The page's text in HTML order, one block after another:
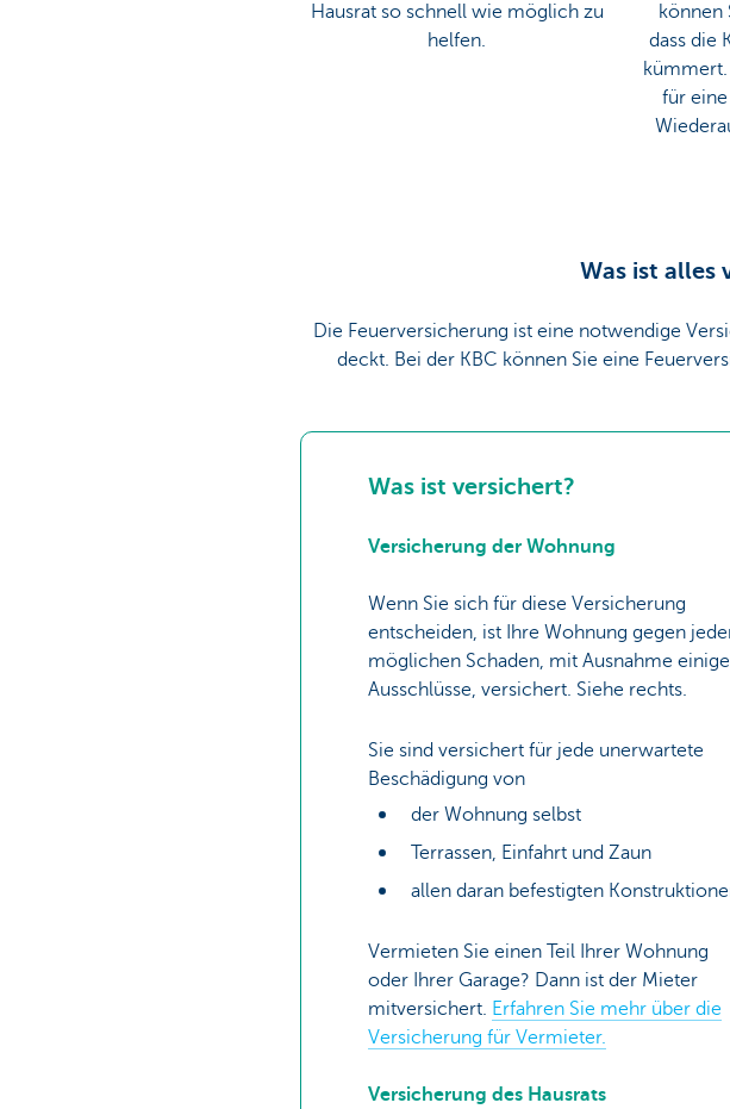
Hausrat so schnell wie möglich zu
helfen.
können
dass die
für
Was ist alles
Die Feuerversicherung ist eine notwendige
deckt. Bei der KBC können Sie eine
Was ist versichert?
Versicherung der Wohnung
Wenn Sie sich für diese Versicherung
entscheiden, ist Ihre Wohnung gegen
möglichen Schaden, mit Ausnahme
Ausschlüsse, versichert. Siehe rechts.
Sie sind versichert für jede unerwartete
Beschädigung von
der Wohnung selbst
Terrassen, Einfahrt und Zaun
allen daran befestigten
Vermieten Sie einen Teil Ihrer Wohnung
oder Ihrer Garage? Dann ist der Mieter
mitversichert. Erfahren Sie mehr über die
Versicherung für Vermieter.
Versicherung des Hausrats